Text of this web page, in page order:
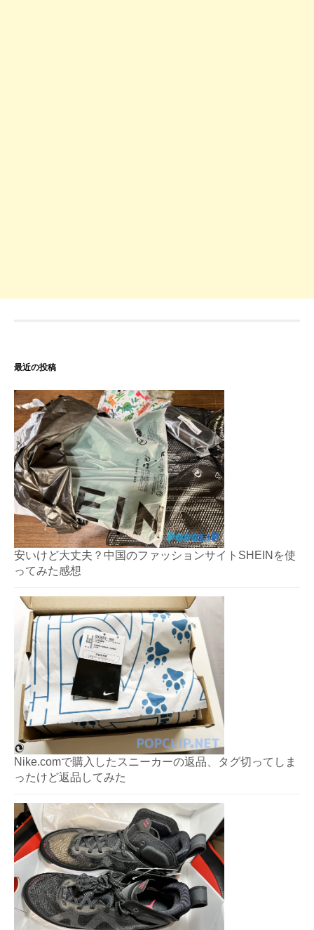
最近の投稿
安いけど大丈夫？中国のファッションサイトSHEINを使
ってみた感想
Nike.comで購入したスニーカーの返品、タグ切ってしま
ったけど返品してみた